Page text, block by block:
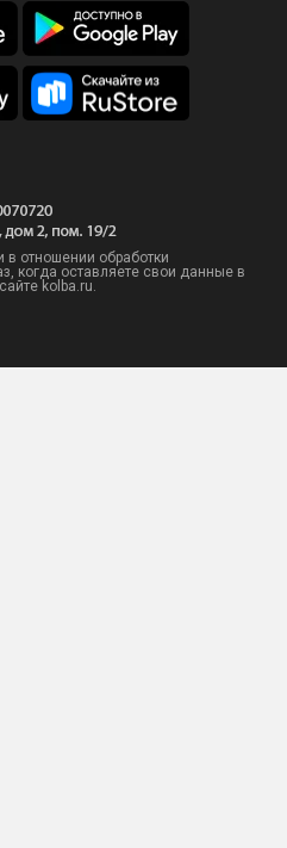
в отношении обработки
когда оставляете свои данные в
kolba.ru.